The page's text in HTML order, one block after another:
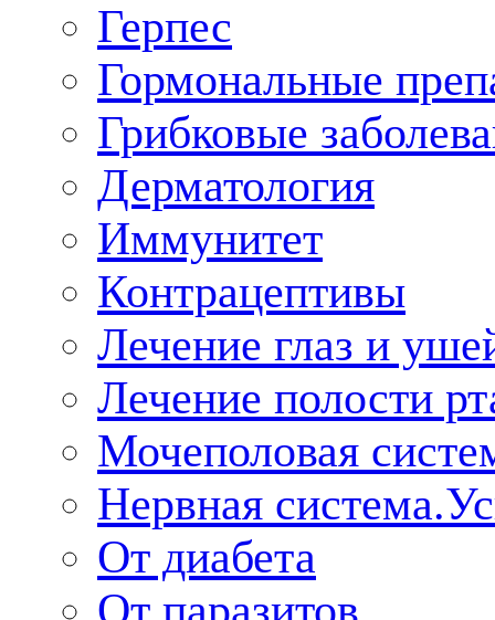
Герпес
Гормональные
Грибковые
Дерматология
Иммунитет
Контрацептивы
Лечение глаз и
Лечение полости
Мочеполовая
Нервная
От диабета